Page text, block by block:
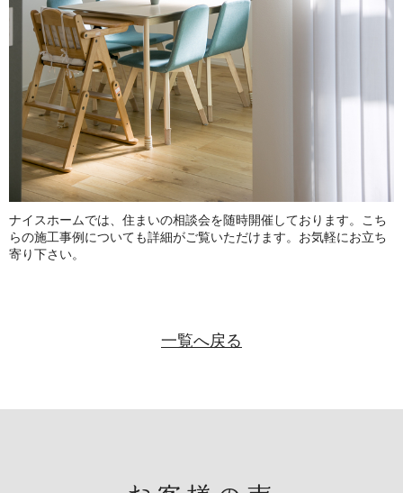
ナイスホームでは、住まいの相談会を随時開催しております。こち
らの施工事例についても詳細がご覧いただけます。お気軽にお立ち
寄り下さい。
一覧へ戻る